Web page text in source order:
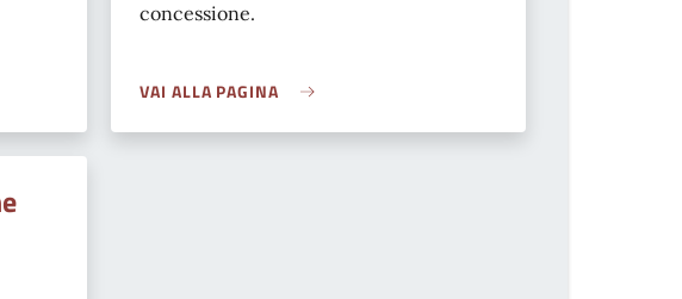
concessione.
VAI ALLA PAGINA